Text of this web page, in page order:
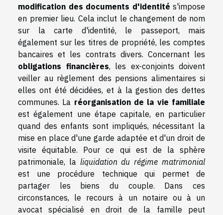
modification des documents d'identité s'impose
en premier lieu. Cela inclut le changement de nom
sur la carte d'identité, le passeport, mais
également sur les titres de propriété, les comptes
bancaires et les contrats divers. Concernant les
obligations financières, les ex-conjoints doivent
veiller au règlement des pensions alimentaires si
elles ont été décidées, et à la gestion des dettes
communes. La réorganisation de la vie familiale
est également une étape capitale, en particulier
quand des enfants sont impliqués, nécessitant la
mise en place d'une garde adaptée et d'un droit de
visite équitable. Pour ce qui est de la sphère
patrimoniale, la liquidation du régime matrimonial
est une procédure technique qui permet de
partager les biens du couple. Dans ces
circonstances, le recours à un notaire ou à un
avocat spécialisé en droit de la famille peut